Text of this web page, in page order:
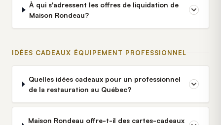
À qui s'adressent les offres de liquidation de
Maison Rondeau?
IDÉES CADEAUX ÉQUIPEMENT PROFESSIONNEL
Quelles idées cadeaux pour un professionnel
de la restauration au Québec?
Maison Rondeau offre-t-il des cartes-cadeaux